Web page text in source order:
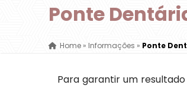
Ponte
Home»Informações » Ponte
Para garantir um